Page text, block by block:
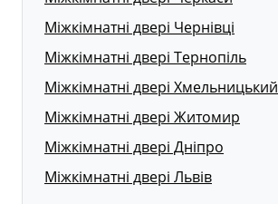
Міжкімнатні двері Чернівці
Міжкімнатні двері Тернопіль
Міжкімнатні двері Хмельницький
Міжкімнатні двері Житомир
Міжкімнатні двері Дніпро
Міжкімнатні двері Львів